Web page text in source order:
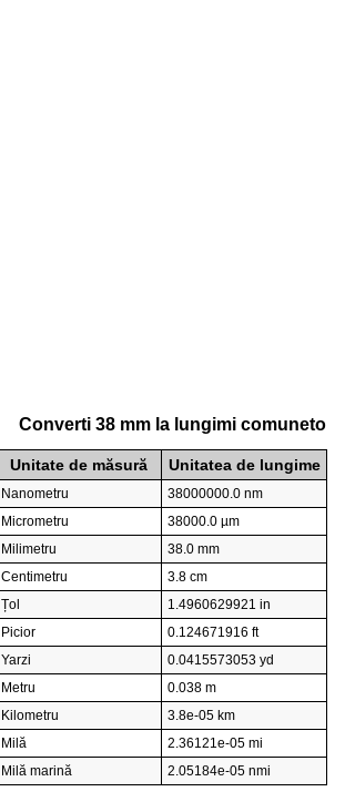
Converti 38 mm la lungimi comuneto
Unitate de măsură Unitatea de lungime
Nanometru
38000000.0 nm
Micrometru
38000.0 µm
Milimetru
38.0 mm
Centimetru
3.8 cm
Țol
1.4960629921 in
Picior
0.124671916 ft
Yarzi
0.0415573053 yd
Metru
0.038 m
Kilometru
3.8e-05 km
Milă
2.36121e-05 mi
Milă marină
2.05184e-05 nmi